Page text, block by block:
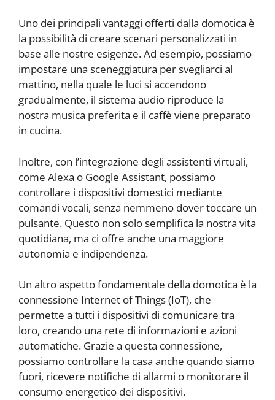
Uno dei principali vantaggi offerti dalla domotica è
la possibilità di creare scenari personalizzati in
base alle nostre esigenze. Ad esempio, possiamo
impostare una sceneggiatura per svegliarci al
mattino, nella quale le luci si accendono
gradualmente, il sistema audio riproduce la
nostra musica preferita e il caffè viene preparato
in cucina.
Inoltre, con l’integrazione degli assistenti virtuali,
come Alexa o Google Assistant, possiamo
controllare i dispositivi domestici mediante
comandi vocali, senza nemmeno dover toccare un
pulsante. Questo non solo semplifica la nostra vita
quotidiana, ma ci offre anche una maggiore
autonomia e indipendenza.
Un altro aspetto fondamentale della domotica è la
connessione Internet of Things (IoT), che
permette a tutti i dispositivi di comunicare tra
loro, creando una rete di informazioni e azioni
automatiche. Grazie a questa connessione,
possiamo controllare la casa anche quando siamo
fuori, ricevere notifiche di allarmi o monitorare il
consumo energetico dei dispositivi.